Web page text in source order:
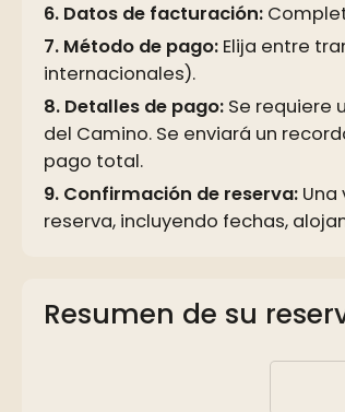
Datos de facturación:
Método de pago: Elija entre
internacionales).
Detalles de pago: Se requiere
del Camino. Se enviará un
pago total.
Confirmación de reserva:
reserva, incluyendo fechas,
Resumen de su